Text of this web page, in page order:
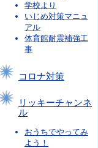
学校より
いじめ対策マニュ
アル
体育館耐震補強工
事
コロナ対策
リッキーチャンネ
ル
おうちでやってみ
よう！